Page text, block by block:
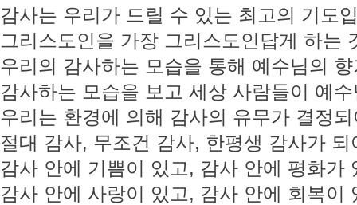
감사는 우리가 드릴 수 있는 최고의 기도
그리스도인을 가장 그리스도인답게 하는
우리의 감사하는 모습을 통해 예수님의
감사하는 모습을 보고 세상 사람들이 예
우리는 환경에 의해 감사의 유무가 결정
절대 감사, 무조건 감사, 한평생 감사가 되
감사 안에 기쁨이 있고, 감사 안에 평화가
감사 안에 사랑이 있고, 감사 안에 회복이